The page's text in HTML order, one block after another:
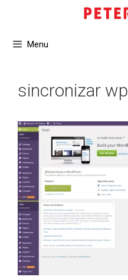
Menu
sincronizar wp